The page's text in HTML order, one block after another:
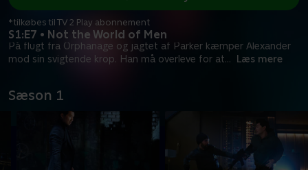
S1:E7 • Not the World of Men
På flugt fra Orphanage og jagtet af Parker kæmper Alexander
mod sin svigtende krop. Han må overleve for at... Læs mere
*tilkøbes til TV 2 Play abonnement
Sæson 1